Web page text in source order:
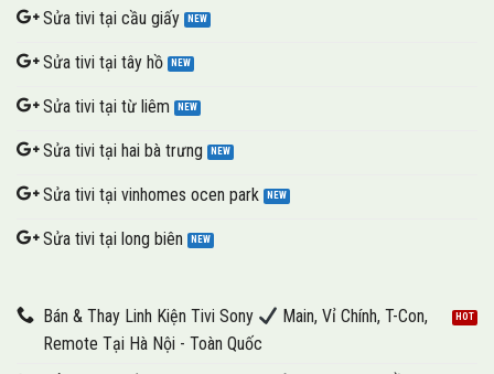
Sửa tivi tại cầu giấy
Sửa tivi tại tây hồ
Sửa tivi tại từ liêm
Sửa tivi tại hai bà trưng
Sửa tivi tại vinhomes ocen park
Sửa tivi tại long biên
Bán & Thay Linh Kiện Tivi Sony
Main, Vỉ Chính, T-Con,
Remote Tại Hà Nội - Toàn Quốc